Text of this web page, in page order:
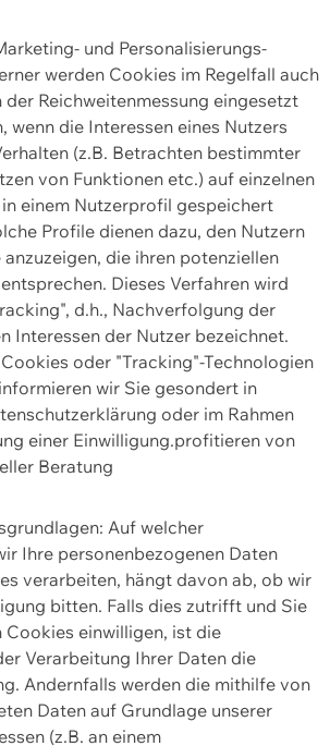
und Personalisierungs-
werden Cookies im Regelfall auch
der Reichweitenmessung eingesetzt
wenn die Interessen eines Nutzers
(z.B. Betrachten bestimmter
von Funktionen etc.) auf einzelnen
einem Nutzerprofil gespeichert
Profile dienen dazu, den Nutzern
anzuzeigen, die ihren potenziellen
Dieses Verfahren wird
d.h., Nachverfolgung der
Interessen der Nutzer bezeichnet.
oder "Tracking"-Technologien
wir Sie gesondert in
oder im Rahmen
einer Einwilligung.profitieren von
Beratung
Auf welcher
Ihre personenbezogenen Daten
verarbeiten, hängt davon ab, ob wir
bitten. Falls dies zutrifft und Sie
Cookies einwilligen, ist die
Verarbeitung Ihrer Daten die
Andernfalls werden die mithilfe von
Daten auf Grundlage unserer
(z.B. an einem